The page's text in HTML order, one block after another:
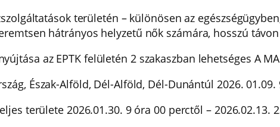
területén – különösen az
hátrányos helyzetű nők számára, hosszú
az EPTK felületén 2 szakaszban lehetséges A
Észak-Alföld, Dél-Alföld, Dél-Dunántúl 2026.
területe 2026.01.30. 9 óra 00 perctől – 2026.02.13.